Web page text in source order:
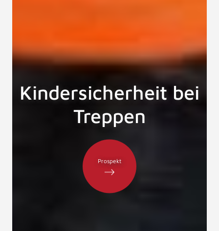
Kindersicherheit bei
Treppen
Prospekt